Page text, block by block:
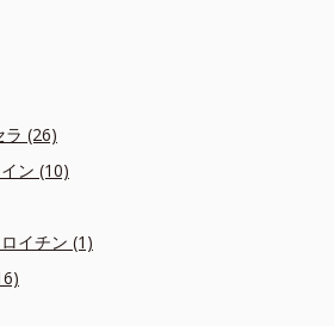
ラ (26)
ン (10)
イチン (1)